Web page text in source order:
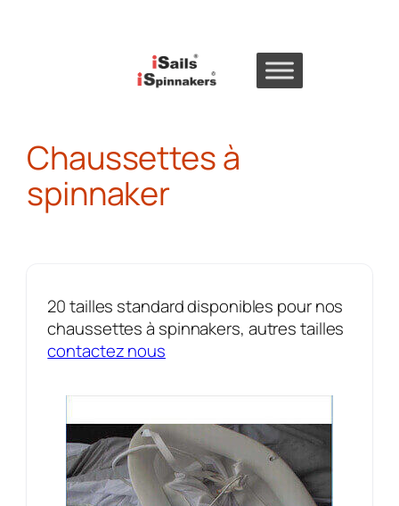
Chaussettes à
spinnaker
20 tailles standard disponibles pour nos
chaussettes à spinnakers, autres tailles
contactez nous